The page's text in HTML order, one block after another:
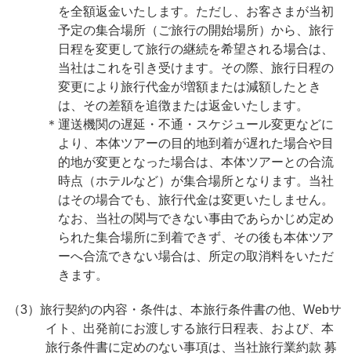
を全額返金いたします。ただし、お客さまが当初
予定の集合場所（ご旅行の開始場所）から、旅行
日程を変更して旅行の継続を希望される場合は、
当社はこれを引き受けます。その際、旅行日程の
変更により旅行代金が増額または減額したとき
は、その差額を追徴または返金いたします。
＊運送機関の遅延・不通・スケジュール変更などに
より、本体ツアーの目的地到着が遅れた場合や目
的地が変更となった場合は、本体ツアーとの合流
時点（ホテルなど）が集合場所となります。当社
はその場合でも、旅行代金は変更いたしません。
なお、当社の関与できない事由であらかじめ定め
られた集合場所に到着できず、その後も本体ツア
ーへ合流できない場合は、所定の取消料をいただ
きます。
（3）旅行契約の内容・条件は、本旅行条件書の他、Webサ
イト、出発前にお渡しする旅行日程表、および、本
旅行条件書に定めのない事項は、当社旅行業約款 募